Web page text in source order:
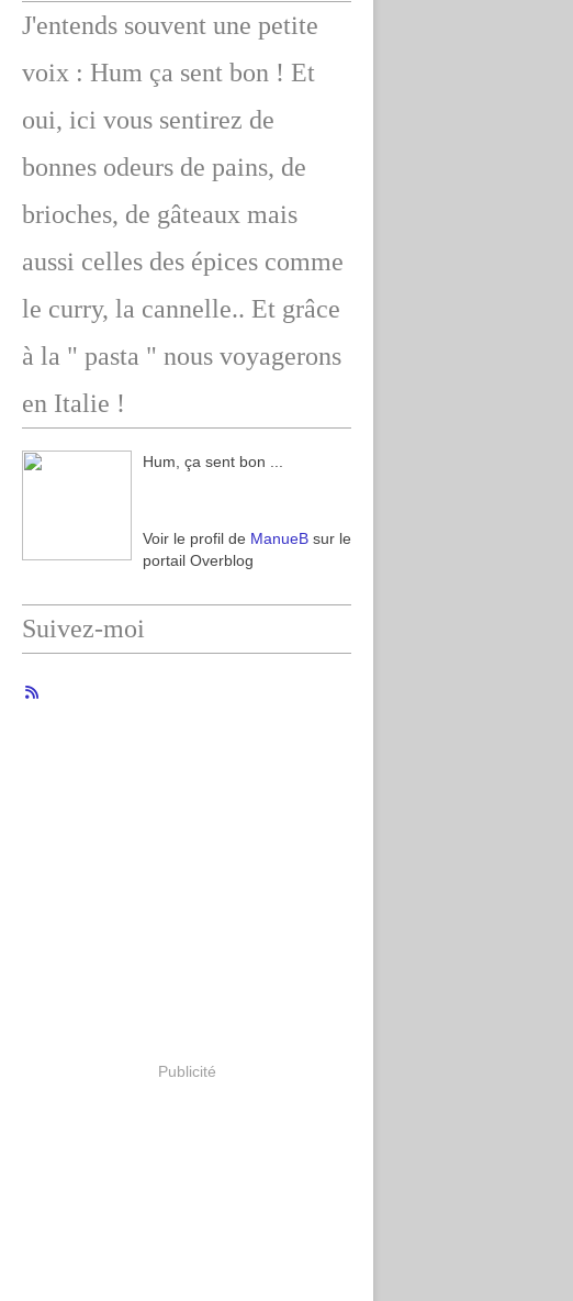
J'entends souvent une petite
voix : Hum ça sent bon ! Et
oui, ici vous sentirez de
bonnes odeurs de pains, de
brioches, de gâteaux mais
aussi celles des épices comme
le curry, la cannelle.. Et grâce
à la " pasta " nous voyagerons
en Italie !
Hum, ça sent bon ...
Voir le profil de ManueB sur le
portail Overblog
Suivez-moi
Publicité